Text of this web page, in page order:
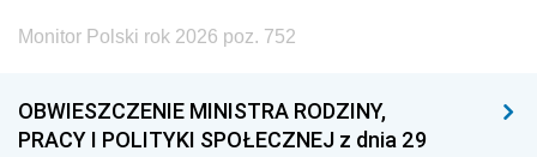
Monitor Polski rok 2026 poz. 752
OBWIESZCZENIE MINISTRA RODZINY,
PRACY I POLITYKI SPOŁECZNEJ z dnia 29